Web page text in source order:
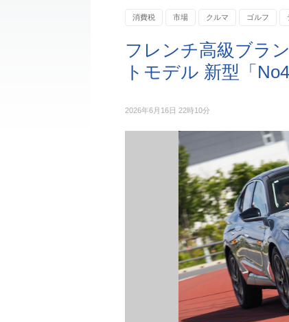
消費税 市場 クルマ ゴルフ
フレンチ高級ブラ
トモデル 新型「No4
2026年6月16日 22時10分